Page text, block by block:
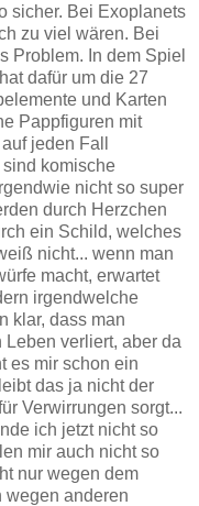
sicher. Bei Exoplanets
zu viel wären. Bei
Problem. In dem Spiel
dafür um die 27
und Karten
Pappfiguren mit
jeden Fall
komische
nicht so super
durch Herzchen
ein Schild, welches
nicht... wenn man
macht, erwartet
irgendwelche
klar, dass man
verliert, aber da
es mir schon ein
das ja nicht der
Verwirrungen sorgt...
ich jetzt nicht so
mir auch nicht so
nur wegen dem
wegen anderen